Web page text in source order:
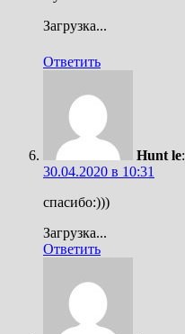
Загрузка...
Ответить
Hunt le:
30.04.2020 в 10:31
спасибо:)))
Загрузка...
Ответить